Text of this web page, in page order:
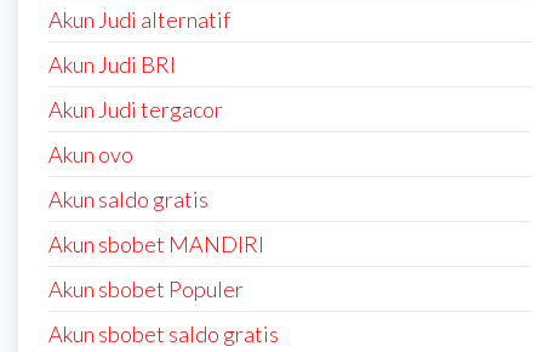
Akun Judi alternatif
Akun Judi BRI
Akun Judi tergacor
Akun ovo
Akun saldo gratis
Akun sbobet MANDIRI
Akun sbobet Populer
Akun sbobet saldo gratis